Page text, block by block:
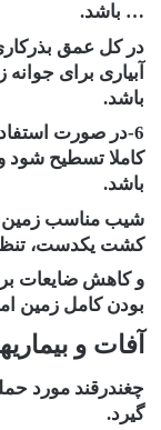
… باشد.
در کل عمق
باشد.
6-در صورت
کاملا تسطیح شود
باشد.
کشت یکدست،
و کاهش ضایعات
بودن کامل زمین
آفات و
چغندرقند مورد
گیرد.